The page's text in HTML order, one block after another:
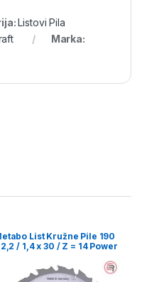
Listovi Pila
Marka:
List Kružne Pile 190
/ 1,4 x 30 / Z = 14 Power